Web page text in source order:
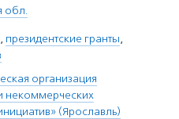
обл.
, президентские гранты,
организация
некоммерческих
(Ярославль)